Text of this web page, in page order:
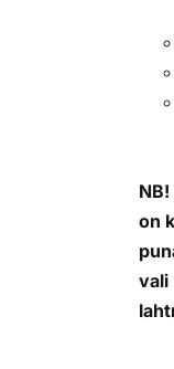
on
vali